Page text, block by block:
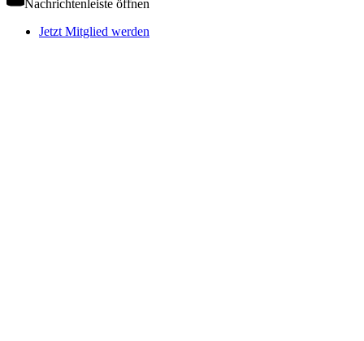
Nachrichtenleiste öffnen
Jetzt Mitglied werden